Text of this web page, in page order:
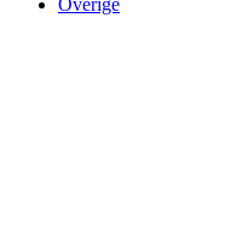
Overige